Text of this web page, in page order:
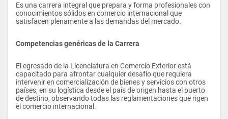
Es una carrera integral que prepara y forma profesionales con
conocimientos sólidos en comercio internacional que
satisfacen plenamente a las demandas del mercado.
Competencias genéricas de la Carrera
El egresado de la Licenciatura en Comercio Exterior está
capacitado para afrontar cualquier desafío que requiera
intervenir en comercialización de bienes y servicios con otros
países, en su logística desde el país de origen hasta el puerto
de destino, observando todas las reglamentaciones que rigen
el comercio internacional.